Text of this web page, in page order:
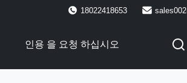
18022418653
인용 을 요청 하십시오